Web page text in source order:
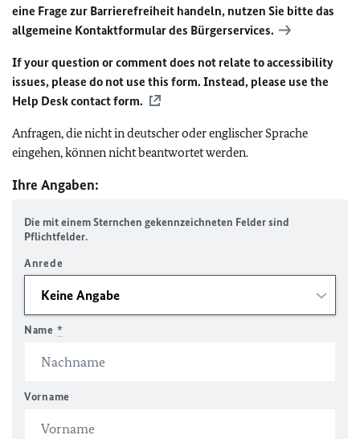
eine Frage zur Barrierefreiheit handeln, nutzen Sie bitte das
allgemeine Kontaktformular des Bürgerservices.
If your question or comment does not relate to accessibility
issues, please do not use this form. Instead, please use the
Help Desk contact form.
Anfragen, die nicht in deutscher oder englischer Sprache
eingehen, können nicht beantwortet werden.
Ihre Angaben:
Die mit einem Sternchen gekennzeichneten Felder sind
Pflichtfelder.
Anrede
Name *
Vorname